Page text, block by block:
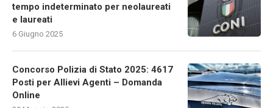
tempo indeterminato per neolaureati
e laureati
6 Giugno 2025
Concorso Polizia di Stato 2025: 4617
Posti per Allievi Agenti – Domanda
Online